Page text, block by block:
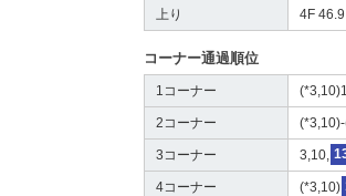
上り 4F
コーナー通過順位
1コーナー
2コーナー
3コーナー 3,10,
4コーナー (*3,10)